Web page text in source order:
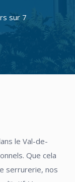
sur 7
le Val-de-
Que cela
serrurerie, nos